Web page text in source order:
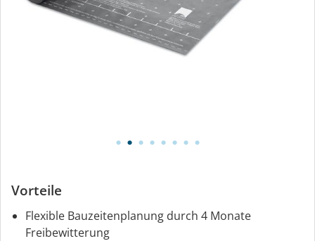
Vorteile
Flexible Bauzeitenplanung durch 4 Monate
Freibewitterung